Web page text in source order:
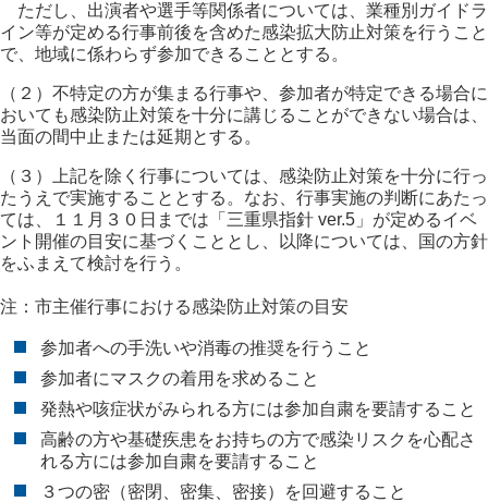
ただし、出演者や選手等関係者については、業種別ガイドラ
イン等が定める行事前後を含めた感染拡大防止対策を行うこと
で、地域に係わらず参加できることとする。
（２）不特定の方が集まる行事や、参加者が特定できる場合に
おいても感染防止対策を十分に講じることができない場合は、
当面の間中止または延期とする。
（３）上記を除く行事については、感染防止対策を十分に行っ
たうえで実施することとする。なお、行事実施の判断にあたっ
ては、１１月３０日までは「三重県指針 ver.5」が定めるイベ
ント開催の目安に基づくこととし、以降については、国の方針
をふまえて検討を行う。
注：市主催行事における感染防止対策の目安
参加者への手洗いや消毒の推奨を行うこと
参加者にマスクの着用を求めること
発熱や咳症状がみられる方には参加自粛を要請すること
高齢の方や基礎疾患をお持ちの方で感染リスクを心配さ
れる方には参加自粛を要請すること
３つの密（密閉、密集、密接）を回避すること